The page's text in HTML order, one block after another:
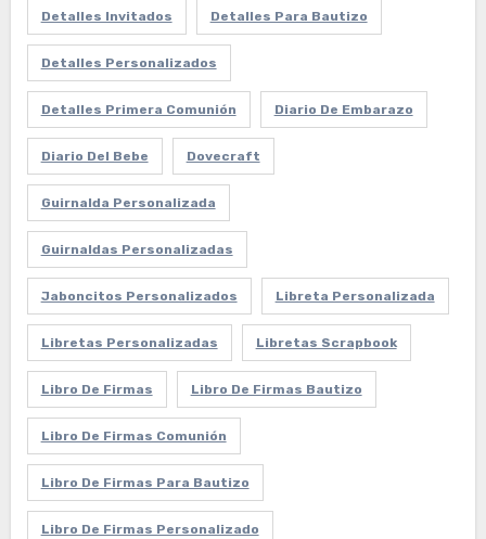
Detalles Invitados Detalles Para Bautizo
Detalles Personalizados
Detalles Primera Comunión Diario De Embarazo
Diario Del Bebe Dovecraft
Guirnalda Personalizada
Guirnaldas Personalizadas
Jaboncitos Personalizados Libreta Personalizada
Libretas Personalizadas Libretas Scrapbook
Libro De Firmas Libro De Firmas Bautizo
Libro De Firmas Comunión
Libro De Firmas Para Bautizo
Libro De Firmas Personalizado